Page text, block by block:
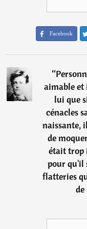
Facebook
“
aimable et
lui que
cénacles
naissante,
de
était trop
pour qu'il
flatteries